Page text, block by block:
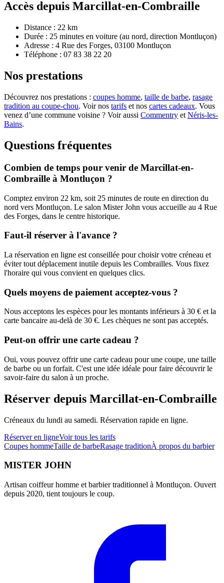
Accès depuis Marcillat-en-Combraille
Distance : 22 km
Durée : 25 minutes en voiture (au nord, direction Montluçon)
Adresse : 4 Rue des Forges, 03100 Montluçon
Téléphone : 07 83 38 22 20
Nos prestations
Découvrez nos prestations : coupes homme, taille de barbe, rasage
tradition au coupe-chou. Voir nos tarifs et nos cartes cadeaux. Vous
venez d’une commune voisine ? Voir aussi Commentry et Néris-les-
Bains.
Questions fréquentes
Combien de temps pour venir de Marcillat-en-
Combraille à Montluçon ?
Comptez environ 22 km, soit 25 minutes de route en direction du
nord vers Montluçon. Le salon Mister John vous accueille au 4 Rue
des Forges, dans le centre historique.
Faut-il réserver à l'avance ?
La réservation en ligne est conseillée pour choisir votre créneau et
éviter tout déplacement inutile depuis les Combrailles. Vous fixez
l'horaire qui vous convient en quelques clics.
Quels moyens de paiement acceptez-vous ?
Nous acceptons les espèces pour les montants inférieurs à 30 € et la
carte bancaire au-delà de 30 €. Les chèques ne sont pas acceptés.
Peut-on offrir une carte cadeau ?
Oui, vous pouvez offrir une carte cadeau pour une coupe, une taille
de barbe ou un forfait. C'est une idée idéale pour faire découvrir le
savoir-faire du salon à un proche.
Réserver depuis Marcillat-en-Combraille
Créneaux du lundi au samedi. Réservation rapide en ligne.
Réserver en ligneVoir tous les tarifs
Coupes hommeTaille de barbeRasage traditionÀ propos du barbier
MISTER JOHN
Artisan coiffeur homme et barbier traditionnel à Montluçon. Ouvert
depuis 2020, tient toujours le coup.